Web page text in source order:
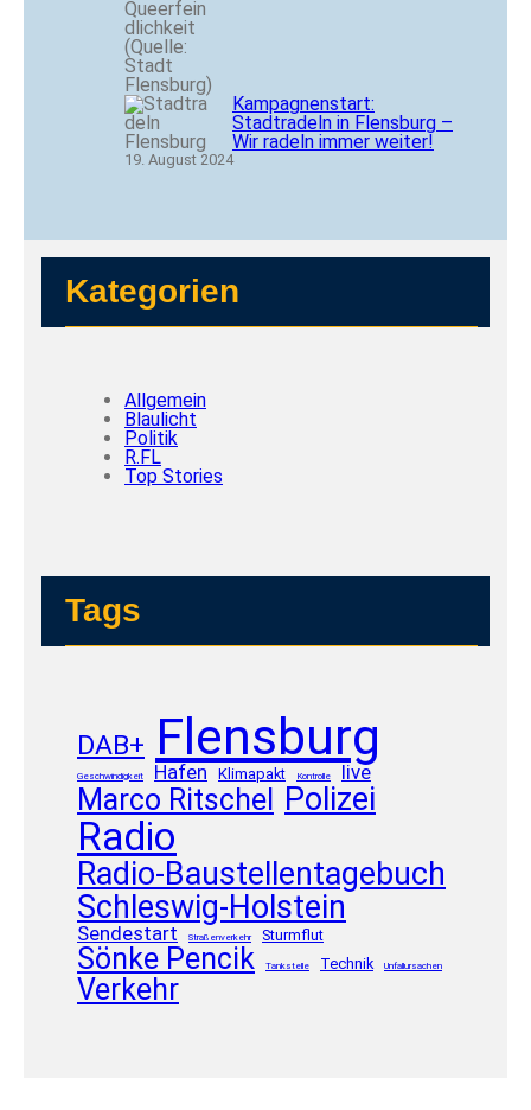
Kampagnenstart:
Stadtradeln in Flensburg –
Wir radeln immer weiter!
19. August 2024
Kategorien
Allgemein
Blaulicht
Politik
R.FL
Top Stories
Tags
DAB+ Flensburg
Geschwindigkeit Hafen Klimapakt Kontrolle live
Marco Ritschel Polizei
Radio
Radio-Baustellentagebuch
Schleswig-Holstein
Sendestart Straßenverkehr Sturmflut
Sönke Pencik Tankstelle Technik Unfallursachen
Verkehr